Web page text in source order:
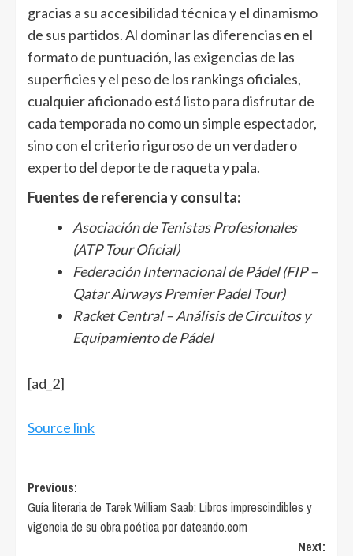
gracias a su accesibilidad técnica y el dinamismo
de sus partidos. Al dominar las diferencias en el
formato de puntuación, las exigencias de las
superficies y el peso de los rankings oficiales,
cualquier aficionado está listo para disfrutar de
cada temporada no como un simple espectador,
sino con el criterio riguroso de un verdadero
experto del deporte de raqueta y pala.
Fuentes de referencia y consulta:
Asociación de Tenistas Profesionales
(ATP Tour Oficial)
Federación Internacional de Pádel (FIP –
Qatar Airways Premier Padel Tour)
Racket Central – Análisis de Circuitos y
Equipamiento de Pádel
Navegación
de
entradas
[ad_2]
Source link
Post
navigation
Previous:
Guía literaria de Tarek William Saab: Libros imprescindibles y
vigencia de su obra poética por dateando.com
Next: